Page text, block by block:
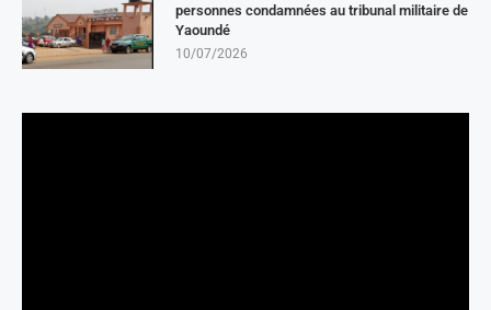
personnes condamnées au tribunal militaire de
Yaoundé
10/07/2026